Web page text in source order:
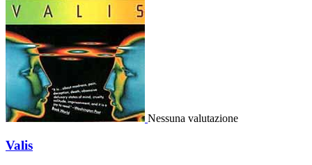
Nessuna valutazione
Valis